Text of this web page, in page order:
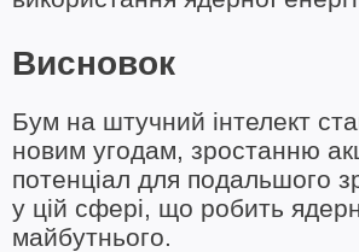
Висновок
Бум на штучний інтелект
новим угодам, зростанню
потенціал для подальшого
у цій сфері, що робить
майбутнього.